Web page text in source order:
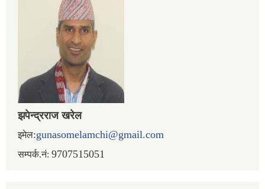
झपेन्द्रराज खरेल
इमेल:gunasomelamchi@gmail.com
सम्पर्क.नं: 9707515051